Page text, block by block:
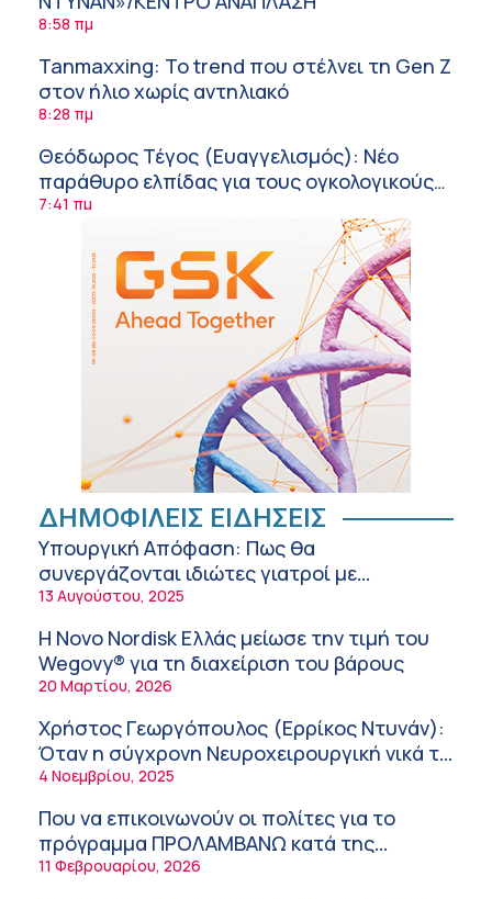
8:58 πμ
Tanmaxxing: To trend που στέλνει τη Gen Z
στον ήλιο χωρίς αντηλιακό
8:28 πμ
Θεόδωρος Τέγος (Ευαγγελισμός): Νέο
παράθυρο ελπίδας για τους ογκολογικούς
ασθενείς μέσω κλινικών δοκιμών
7:41 πμ
Ασφάλεια στο νερό: 8 χρήσιμες οδηγίες
από τον Ελληνικό Ερυθρό Σταυρό
7:03 πμ
Μαρίνα Ραυτοπούλου (ΙΑΤΡΙΚΟ ΚΕΝΤΡΟ):
Εκπαίδευση στον διαβήτη – Ένας πυλώνας
της σύγχρονης φροντίδας
Αθανάσιος Μανώλης (Metropolitan
Hospital): Καρδιοπαθείς και καλοκαίρι –
Διακοπές με ασφάλεια
6:20 πμ
Ειρήνη Ζίγκιρη (Ερρίκος Ντυνάν): H θερμική
καταπόνηση στους ηλικιωμένους
εργαζόμενους
6:11 πμ
Σύσκεψη στον ΕΟΦ για την ομαλή
λειτουργία της εφοδιαστικής αλυσίδας των
φαρμάκων στη διάρκεια του καλοκαιριού
12:08 μμ
Μιχάλης Τάτσης, Insurance & Healthcare
Analyst, διευθυντής Επιχειρηματικής
Ανάπτυξης Ομίλου HHG
11:54 πμ
Kavita Patel: Ένα στα πέντε καινοτόμα
φάρμακα φτάνει τελικά στην Ελλάδα
9:21 πμ
Υπάρχει τελικά «δίαιτα θυρεοειδούς»; Τι
ΔΗΜΟΦΙΛΕΙΣ ΕΙΔΗΣΕΙΣ
Υπουργική Απόφαση: Πως θα
συνεργάζονται ιδιώτες γιατροί με
νοσοκομεία του δημοσίου συστήματος
13 Αυγούστου, 2025
Η Novo Nordisk Ελλάς μείωσε την τιμή του
Wegovy® για τη διαχείριση του βάρους
20 Μαρτίου, 2026
Χρήστος Γεωργόπουλος (Ερρίκος Ντυνάν):
Όταν η σύγχρονη Νευροχειρουργική νικά το
φόβο!
4 Νοεμβρίου, 2025
Που να επικοινωνούν οι πολίτες για το
πρόγραμμα ΠΡΟΛΑΜΒΑΝΩ κατά της
παχυσαρκίας
11 Φεβρουαρίου, 2026